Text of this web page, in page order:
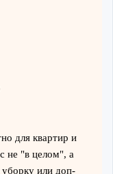
для квартир и
не "в целом", а
или доп-